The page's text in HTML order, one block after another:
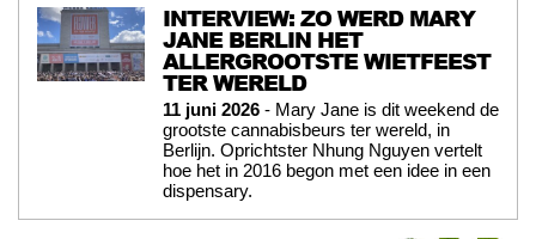
INTERVIEW: ZO WERD MARY
JANE BERLIN HET
ALLERGROOTSTE WIETFEEST
TER WERELD
11 juni 2026 - Mary Jane is dit weekend de
grootste cannabisbeurs ter wereld, in
Berlijn. Oprichtster Nhung Nguyen vertelt
hoe het in 2016 begon met een idee in een
dispensary.